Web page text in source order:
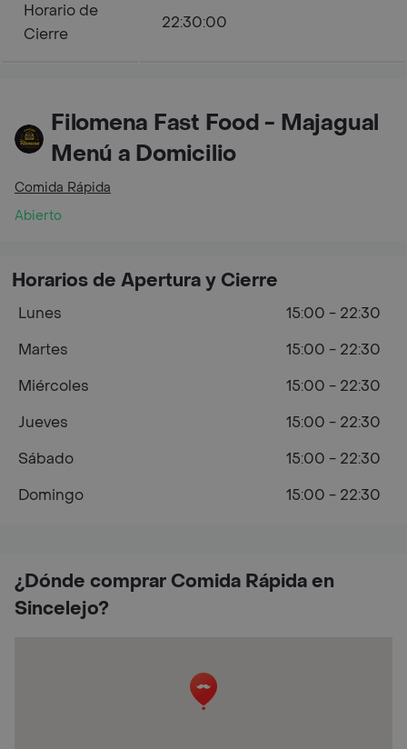
Horario de
Cierre
22:30:00
Filomena Fast Food - Majagual
Menú a Domicilio
Comida Rápida
Abierto
¿Dónde comprar Comida Rápida en
Sincelejo?
Horarios de Apertura y Cierre
Lunes
15:00 - 22:30
Martes
15:00 - 22:30
Miércoles
15:00 - 22:30
Jueves
15:00 - 22:30
Sábado
15:00 - 22:30
Domingo
15:00 - 22:30